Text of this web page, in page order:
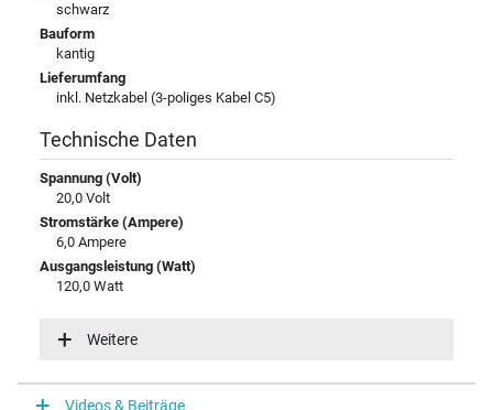
schwarz
Bauform
kantig
Lieferumfang
inkl. Netzkabel (3-poliges Kabel C5)
Technische Daten
Spannung (Volt)
20,0 Volt
Stromstärke (Ampere)
6,0 Ampere
Ausgangsleistung (Watt)
120,0 Watt
100-240V / 50-60Hz
Weitere
Videos & Beiträge